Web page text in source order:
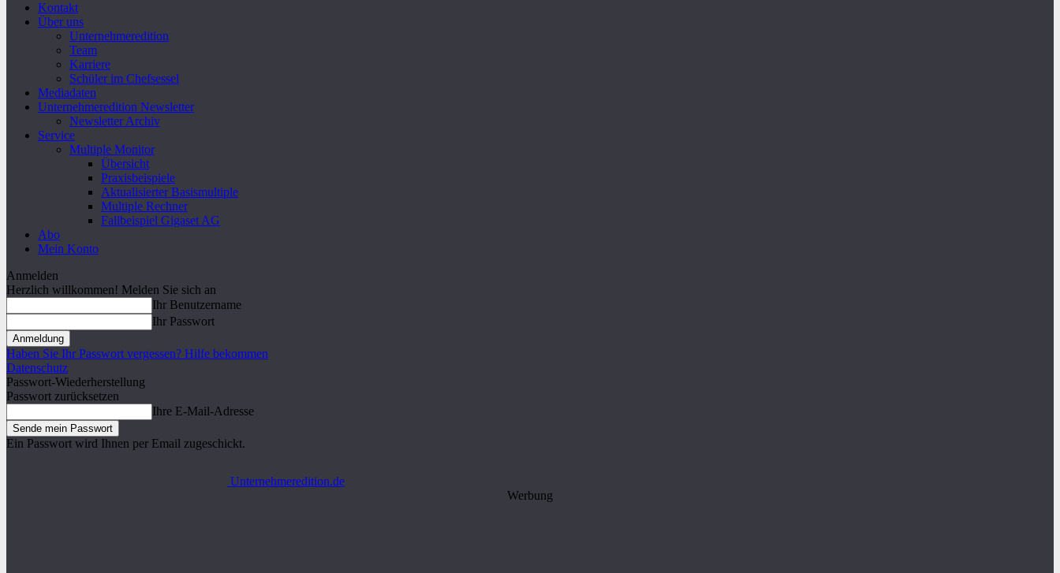
Kontakt
Über uns
Unternehmeredition
Team
Karriere
Schüler im Chefsessel
Mediadaten
Unternehmeredition Newsletter
Newsletter Archiv
Service
Multiple Monitor
Übersicht
Praxisbeispiele
Aktualisierter Basismultiple
Multiple Rechner
Fallbeispiel Gigaset AG
Abo
Mein Konto
Anmelden
Herzlich willkommen! Melden Sie sich an
Ihr Benutzername
Ihr Passwort
Haben Sie Ihr Passwort vergessen? Hilfe bekommen
Datenschutz
Passwort-Wiederherstellung
Passwort zurücksetzen
Ihre E-Mail-Adresse
Ein Passwort wird Ihnen per Email zugeschickt.
Unternehmeredition.de
Werbung